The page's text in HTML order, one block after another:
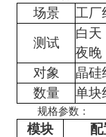
场景 工厂
测试
白天
夜晚
对象
晶硅
数量
单块
规格参数：
模块 配